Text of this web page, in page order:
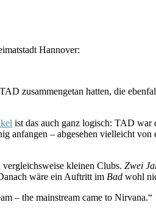
Hannover:
zusammengetan hatten, die
ist das auch ganz logisch: TAD war
anfangen – abgesehen vielleicht
kleinen Clubs. Zwei
wäre ein Auftritt im Bad wohl
– the mainstream came to Nirvana.“